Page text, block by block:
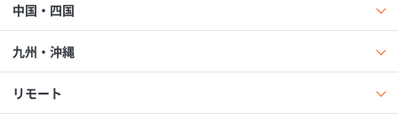
中国・四国
九州・沖縄
リモート